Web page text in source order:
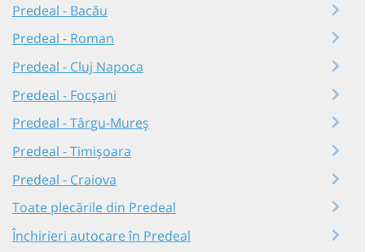
Predeal - Bacău
Predeal - Roman
Predeal - Cluj Napoca
Predeal - Focșani
Predeal - Târgu-Mureș
Predeal - Timișoara
Predeal - Craiova
Toate plecările din Predeal
Închirieri autocare în Predeal